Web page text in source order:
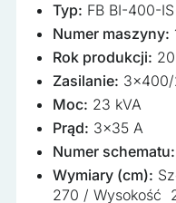
Typ: FB BI-400-IS
Numer maszyny:
Rok produkcji:
Zasilanie:
Moc: 23 kVA
Prąd: 3×35 A
Numer schematu:
Wymiary (cm):
270 / Wysokość